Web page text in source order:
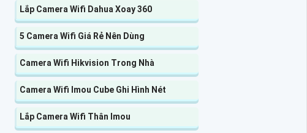
Lắp Camera Wifi Dahua Xoay 360
5 Camera Wifi Giá Rẻ Nên Dùng
Camera Wifi Hikvision Trong Nhà
Camera Wifi Imou Cube Ghi Hình Nét
Lắp Camera Wifi Thân Imou